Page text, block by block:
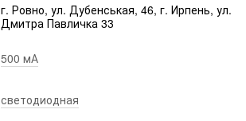
г. Ровно, ул. Дубенськая, 46, г. Ирпень, ул.
Дмитра Павличка 33
500 мА
светодиодная